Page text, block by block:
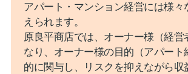
アパート・マンション経営には様々
えられます。
原良平商店では、オーナー様（経営
なり、オーナー様の目的（アパート
的に関与し、リスクを抑えながら収